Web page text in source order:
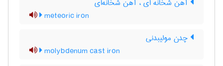
آهن شخانه ای ، آهن شخانه‌ای
meteoric iron
چدن مولیبدنی
molybdenum cast iron